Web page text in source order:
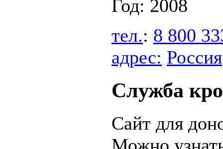
Год: 2008
тел.: 8 800
адрес: Россия
Служба
Сайт для